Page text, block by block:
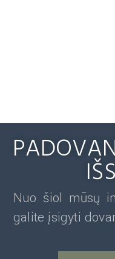
Nuo šiol mūsų
galite įsigyti